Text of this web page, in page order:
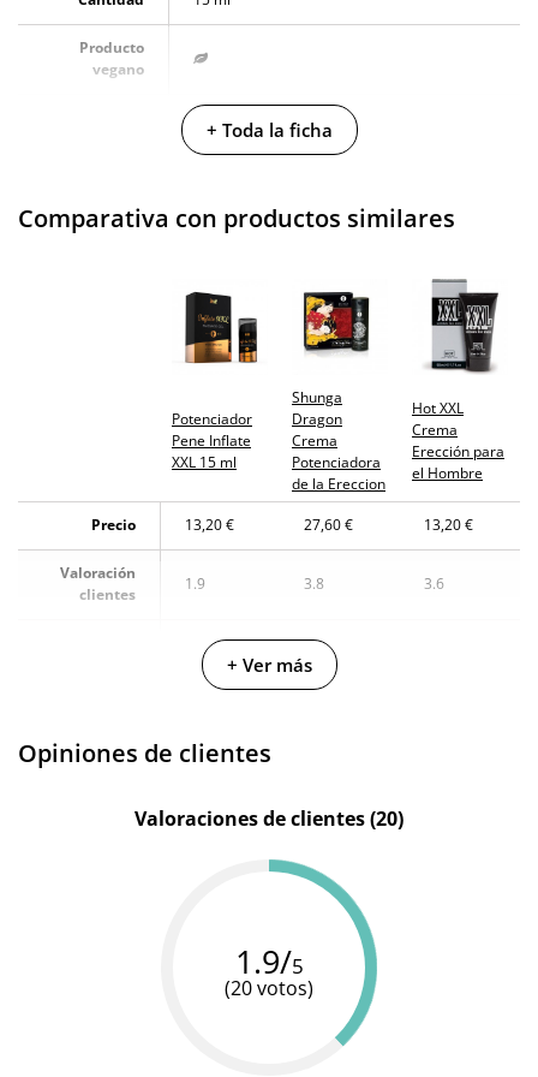
Producto
vegano
Garantías 3 años de garantía
El viernes 7 de agosto (fecha estimada)
+ Toda la ficha
Comparativa con productos similares
Potenciador
Pene Inflate
XXL 15 ml
Shunga
Dragon
Crema
Potenciadora
de la Ereccion
Hot XXL
Crema
Erección para
el Hombre
Precio 13,20 € 27,60 € 13,20 €
Valoración
clientes
1.9 3.8 3.6
Shunga
15 ml 60 ml
+ Ver más
Opiniones de clientes
Valoraciones de clientes (20)
1.9/5
(20 votos)